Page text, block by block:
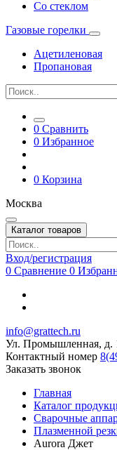
Со стеклом
Газовые горелки
Ацетиленовая
Пропановая
0 Сравнить
0 Избранное
0 Корзина
Москва
Каталог товаров
Вход/регистрация
0 Сравнение 0
info@grattech.ru
Ул. Промышленная, д.
Контактный номер
Заказать звонок
Главная
Каталог
Сварочные
Плазменной
Aurora Джет